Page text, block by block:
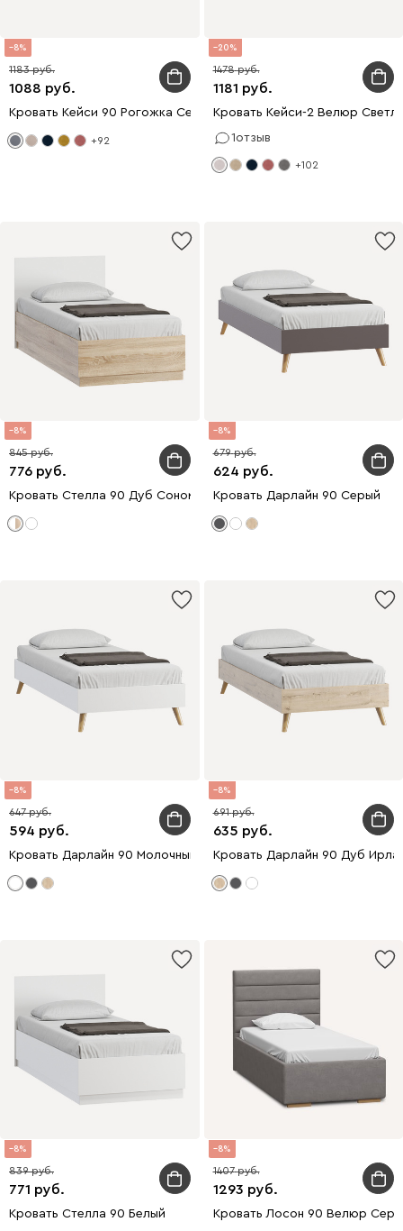
8
1088
1183
Кровать Кейси 90 Рогожка Серый
+92
20
1181
1478
Кровать Кейси-2 Велюр
1отзыв
+102
8
776
845
Кровать Стелла 90 Дуб Сонома
8
624
679
Кровать Дарлайн 90 Серый
8
594
647
Кровать Дарлайн 90 Молочный
8
635
691
Кровать Дарлайн 90 Дуб
8
771
839
Кровать Стелла 90 Белый
8
1293
1407
Кровать Лосон 90 Велюр